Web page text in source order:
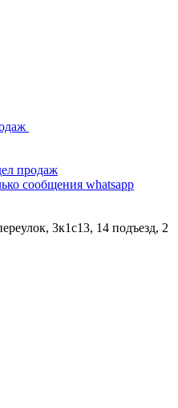
продаж
сообщения whatsapp
3к1с13, 14 подъезд, 2